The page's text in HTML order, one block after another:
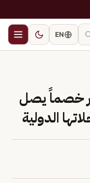
EN
خصماً يصل